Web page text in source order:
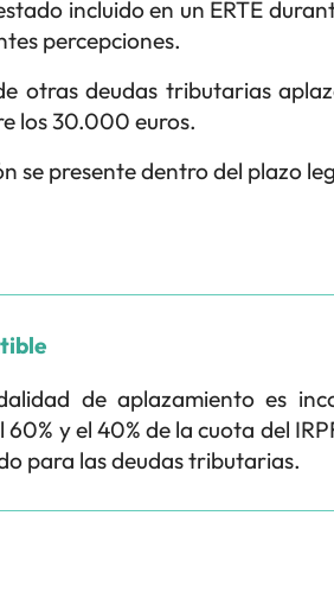
incluido en un ERTE
percepciones.
otras deudas tributarias
los 30.000 euros.
se presente dentro del plazo
de aplazamiento es
60% y el 40% de la cuota del
para las deudas tributarias.